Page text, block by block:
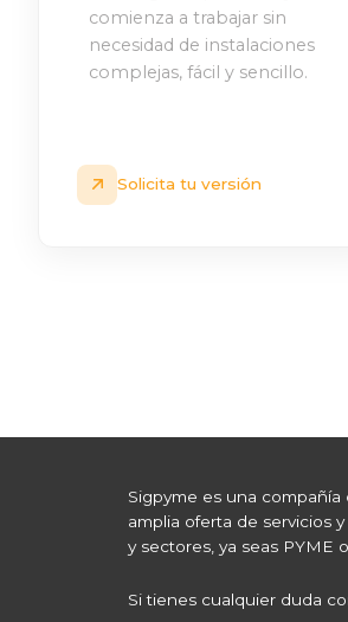
comienza a trabajar sin
necesidad de instalaciones
complejas, fácil y sencillo.
Solicita tu versión
Sigpyme es una
amplia oferta de servicios
y sectores, ya seas PYME
Si tienes cualquier duda